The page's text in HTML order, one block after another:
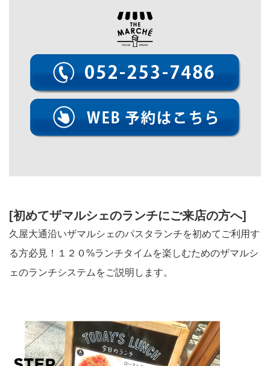
[初めてザマルシェのランチにご来店の方へ]
久屋大通沿いザマルシェのパスタランチを初めてご利用す
る方必見！１２０%ランチタイムを楽しむためのザマルシ
ェのランチシステムをご説明します。